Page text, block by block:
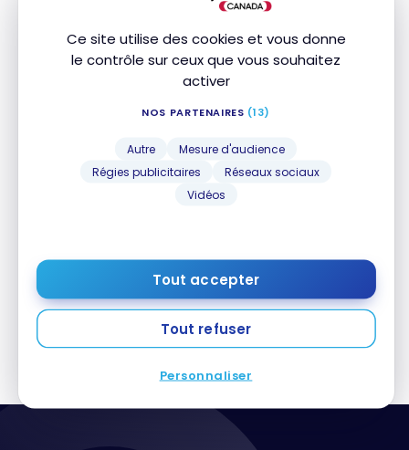
Ce site utilise des cookies et vous donne
le contrôle sur ceux que vous souhaitez
activer
NOS PARTENAIRES (13)
Autre
Mesure d'audience
Régies publicitaires
Réseaux sociaux
Vidéos
Tout accepter
Tout refuser
Personnaliser
Avis : Salon Escape Lounge American Express –
Phoenix
Avis : Salon Escape Lounge